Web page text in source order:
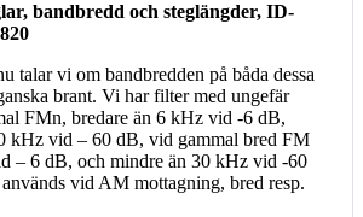
bandbredd och steglängder, ID-
talar vi om bandbredden på båda dessa
brant. Vi har filter med ungefär
FMn, bredare än 6 kHz vid -6 dB,
kHz vid – 60 dB, vid gammal bred FM
– 6 dB, och mindre än 30 kHz vid -60
vid AM mottagning, bred resp.